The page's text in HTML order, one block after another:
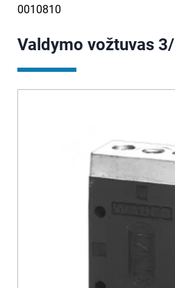
0010810
Valdymo vožtuvas